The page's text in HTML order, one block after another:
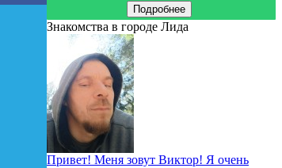
Подробнее
Знакомства в городе Лида
Привет! Меня зовут Виктор! Я очень